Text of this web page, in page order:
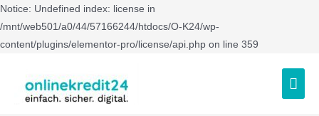
Notice: Undefined index: license in
/mnt/web501/a0/44/57166244/htdocs/O-K24/wp-
content/plugins/elementor-pro/license/api.php on line 359